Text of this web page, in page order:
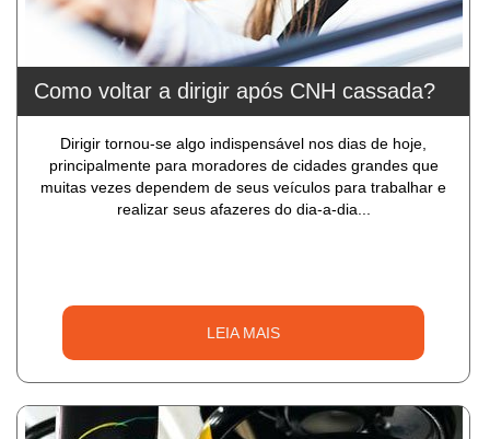
Como voltar a dirigir após CNH cassada?
Dirigir tornou-se algo indispensável nos dias de hoje,
principalmente para moradores de cidades grandes que
muitas vezes dependem de seus veículos para trabalhar e
realizar seus afazeres do dia-a-dia...
LEIA MAIS